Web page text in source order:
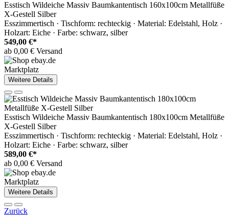
Esstisch Wildeiche Massiv Baumkantentisch 160x100cm Metallfüße
X-Gestell Silber
Esszimmertisch · Tischform: rechteckig · Material: Edelstahl, Holz ·
Holzart: Eiche · Farbe: schwarz, silber
549,00 €*
ab 0,00 € Versand
Marktplatz
Weitere Details
Esstisch Wildeiche Massiv Baumkantentisch 180x100cm Metallfüße
X-Gestell Silber
Esszimmertisch · Tischform: rechteckig · Material: Edelstahl, Holz ·
Holzart: Eiche · Farbe: schwarz, silber
589,00 €*
ab 0,00 € Versand
Marktplatz
Weitere Details
Zurück